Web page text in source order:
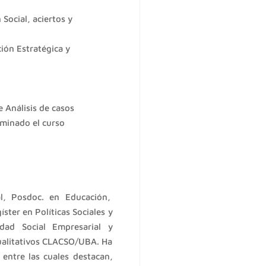
Social, aciertos y
Estratégica y
Análisis de casos
el curso
Posdoc. en Educación,
en Políticas Sociales y
Social Empresarial y
CLACSO/UBA. Ha
las cuales destacan,